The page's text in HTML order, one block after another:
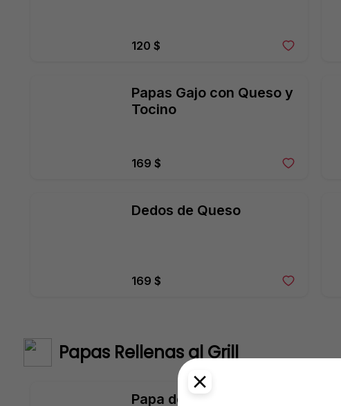
120 $
Papas Gajo con Queso y
Tocino
169 $
Dedos de Queso
169 $
Papas Rellenas al Grill
Papa de Vegetales